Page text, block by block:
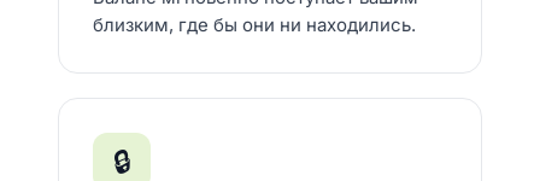
близким, где бы они ни находились.
🔒